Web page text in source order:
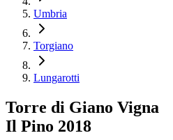
Umbria
Torgiano
Lungarotti
Torre di Giano Vigna
Il Pino 2018